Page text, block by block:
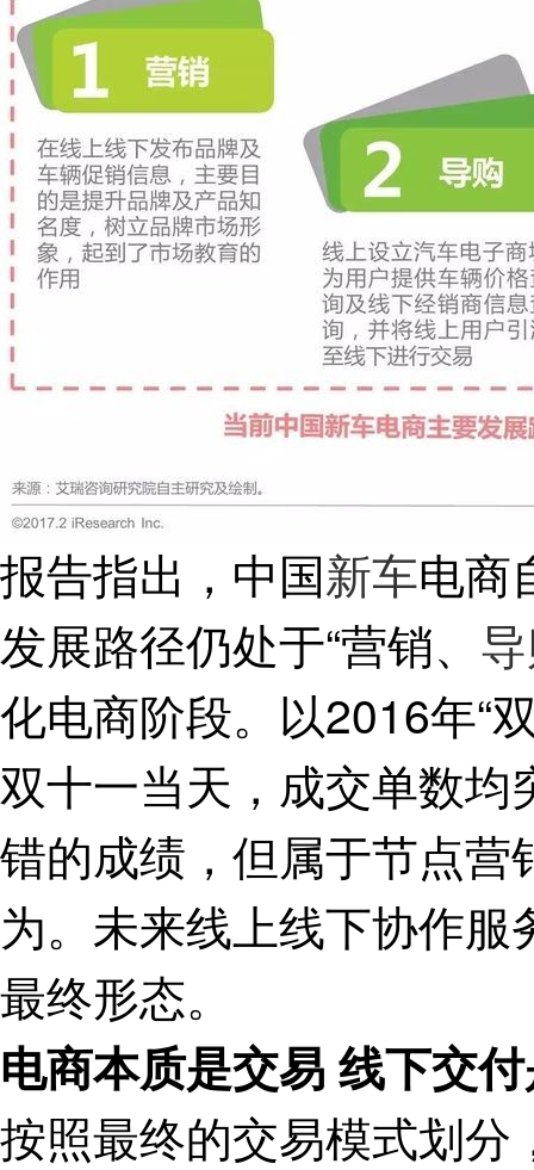
报告指出，中国新车电商
发展路径仍处于“营销、
化电商阶段。以2016年“
双十一当天，成交单数
错的成绩，但属于节点
为。未来线上线下协作
最终形态。
电商本质是交易 线下交
按照最终的交易模式划